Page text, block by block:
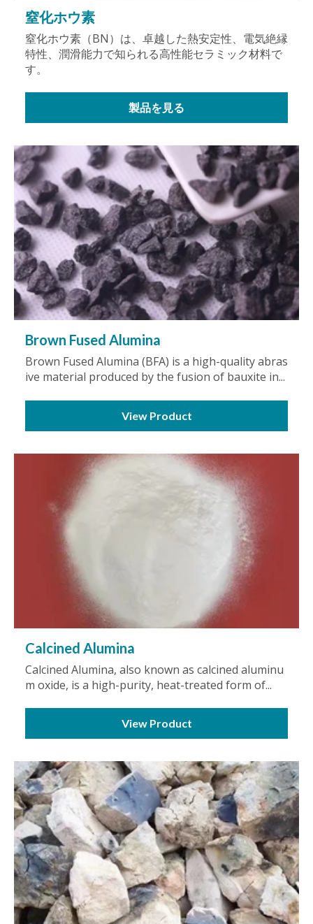
窒化ホウ素
窒化ホウ素（BN）は、卓越した熱安定性、電気絶縁
特性、潤滑能力で知られる高性能セラミック材料で
す。
製品を見る
Brown Fused Alumina
Brown Fused Alumina (BFA) is a high-quality abras
ive material produced by the fusion of bauxite in...
View Product
Calcined Alumina
Calcined Alumina, also known as calcined aluminu
m oxide, is a high-purity, heat-treated form of...
View Product